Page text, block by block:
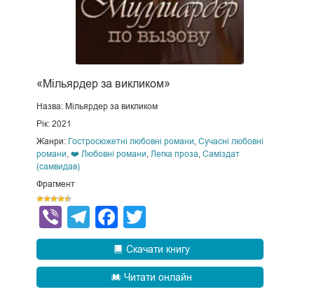
«Мільярдер за викликом»
Назва: Мільярдер за викликом
Рік: 2021
Жанри: Гостросюжетні любовні романи, Сучасні любовні
романи, ❤️ Любовні романи, Легка проза, Саміздат
(самвидав)
Фрагмент
ViberTelegram
Facebook
Скачати книгу
Читати онлайн